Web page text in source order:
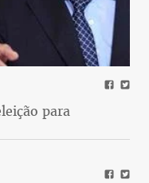
para